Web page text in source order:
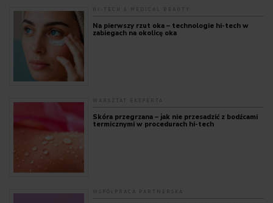
HI-TECH & MEDICAL BEAUTY
Na pierwszy rzut oka – technologie hi-tech w
zabiegach na okolicę oka
WARSZTAT EKSPERTA
Skóra przegrzana – jak nie przesadzić z bodźcami
termicznymi w procedurach hi-tech
WSPÓŁPRACA PARTNERSKA